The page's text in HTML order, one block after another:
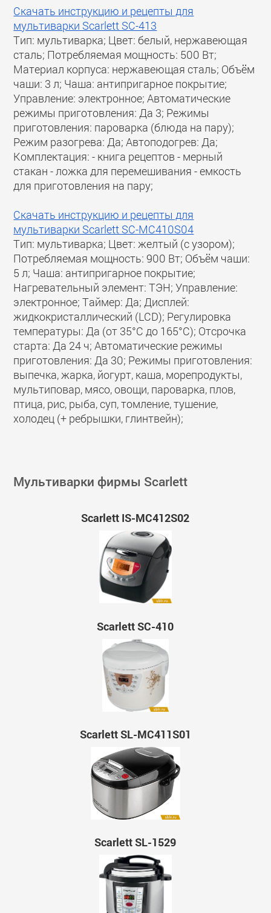
Скачать инструкцию и рецепты для
мультиварки Scarlett SC-413
Тип: мультиварка; Цвет: белый, нержавеющая
сталь; Потребляемая мощность: 500 Вт;
Материал корпуса: нержавеющая сталь; Объём
чаши: 3 л; Чаша: антипригарное покрытие;
Управление: электронное; Автоматические
режимы приготовления: Да 3; Режимы
приготовления: пароварка (блюда на пару);
Режим разогрева: Да; Автоподогрев: Да;
Комплектация: - книга рецептов - мерный
стакан - ложка для перемешивания - емкость
для приготовления на пару;
Скачать инструкцию и рецепты для
мультиварки Scarlett SC-MC410S04
Тип: мультиварка; Цвет: желтый (с узором);
Потребляемая мощность: 900 Вт; Объём чаши:
5 л; Чаша: антипригарное покрытие;
Нагревательный элемент: ТЭН; Управление:
электронное; Таймер: Да; Дисплей:
жидкокристаллический (LCD); Регулировка
температуры: Да (от 35°С до 165°С); Отсрочка
старта: Да 24 ч; Автоматические режимы
приготовления: Да 30; Режимы приготовления:
выпечка, жарка, йогурт, каша, морепродукты,
мультиповар, мясо, овощи, пароварка, плов,
птица, рис, рыба, суп, томление, тушение,
холодец (+ ребрышки, глинтвейн);
Мультиварки фирмы Scarlett
Scarlett IS-MC412S02
Scarlett SC-410
Scarlett SL-MC411S01
Scarlett SL-1529